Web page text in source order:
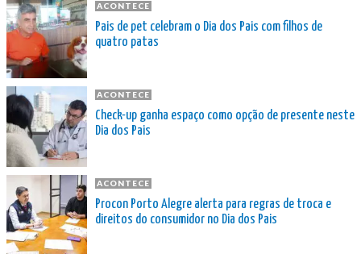
ACONTECE
Pais de pet celebram o Dia dos Pais com filhos de
quatro patas
ACONTECE
Check-up ganha espaço como opção de presente neste
Dia dos Pais
ACONTECE
Procon Porto Alegre alerta para regras de troca e
direitos do consumidor no Dia dos Pais